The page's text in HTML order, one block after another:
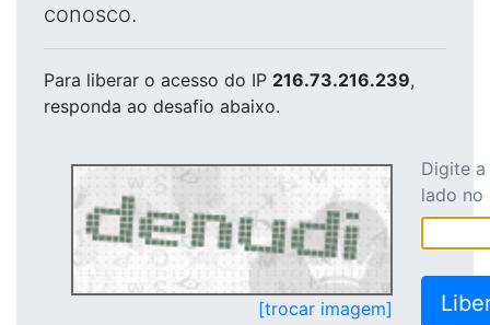
conosco.
Para liberar o acesso do IP 216.73.216.239,
responda ao desafio abaixo.
[trocar imagem]
Digite
lado no